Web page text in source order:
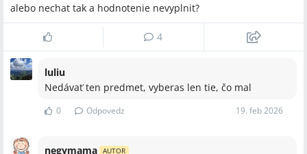
alebo nechat tak a hodnotenie nevyplnit?
4
luliu
Nedávať ten predmet, vyberas len tie, čo mal
0 Odpovedz 19. feb 2026
negymama AUTOR